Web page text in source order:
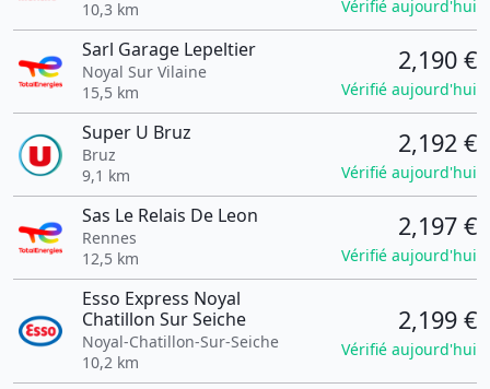
10,3 km
Vérifié aujourd'hui
Sarl Garage Lepeltier
Noyal Sur Vilaine
15,5 km
2,190 €
Vérifié aujourd'hui
Super U Bruz
Bruz
9,1 km
2,192 €
Vérifié aujourd'hui
Sas Le Relais De Leon
Rennes
12,5 km
2,197 €
Vérifié aujourd'hui
Esso Express Noyal
Chatillon Sur Seiche
Noyal-Chatillon-Sur-Seiche
10,2 km
2,199 €
Vérifié aujourd'hui